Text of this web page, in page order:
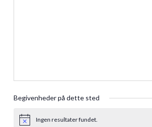
Begivenheder på dette sted
NoticeIngen resultater fundet.